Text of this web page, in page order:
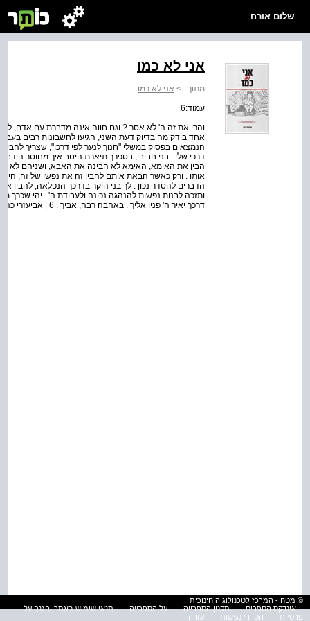
שלום אורח
אני לא כמו
מתוך: > אני לא כמו
עמוד:6
והרי את זה ה' לא אסר ? וגם חווה אינה מדברת עם אדם,
אחד בודק מה בדיוק דעת השני, הגיעו לחשבונות רבים
הנמצאים בפסוק במשלי "חנוך לנער לפי דרכו", שצריך
דרכי שלי . בני חביבי, בספרך תיארת היטב איך מחוסר
הבין את האימא, האימא לא הבינה את האבא, ושניהם לא
אותו . ורק כאשר הבאת אותם להבין זה את נפשו של זה,
הדברים להסדר נכון . לךְ בני היקר בדרכך הנפלאה, להבין
ותזכה לבנות נפשות להנהגה נכונה ולעבודת ה' . יהי
דרכך יאיר ה' פניו אליך . באהבה רבה, אביך . 6 | אביעזרי כהן
© מטח - המרכז לטכנולוגיה חינוכית
אינדקס הספרים
תקנון הספרייה על הספרייה
תנאי שימוש באתר והגנה על
פרטיות
הסדרי נגישות עזרה